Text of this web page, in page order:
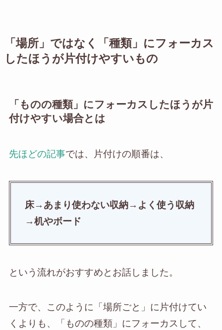
「場所」ではなく「種類」にフォーカス
したほうが片付けやすいもの
「ものの種類」にフォーカスしたほうが片
付けやすい場合とは
先ほどの記事では、片付けの順番は、
床→あまり使わない収納→よく使う収納
→机やボード
という流れがおすすめとお話しました。
一方で、このように「場所ごと」に片付けてい
くよりも、「ものの種類」にフォーカスして、